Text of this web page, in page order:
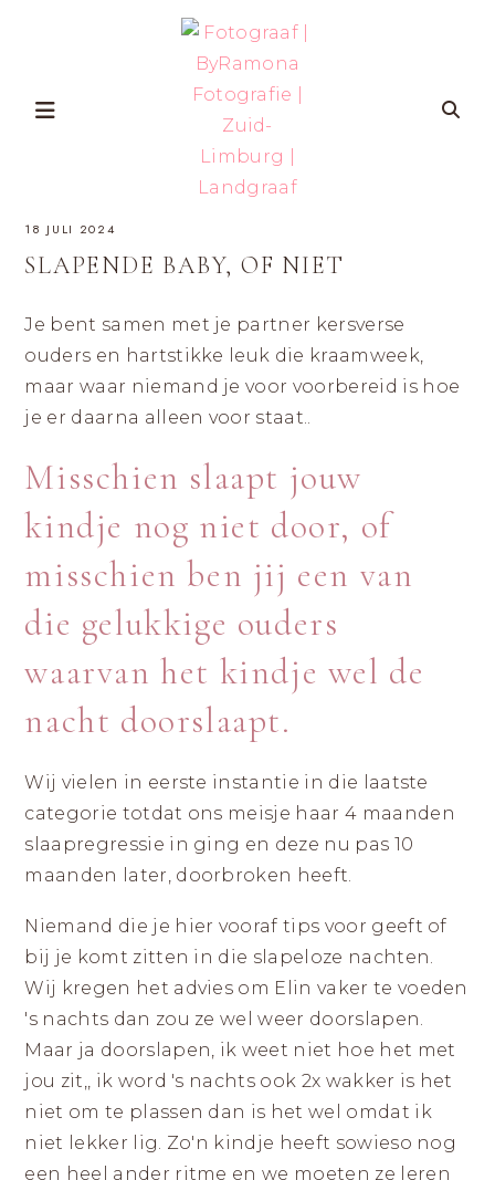
|
FOTOGRAFIE
|
ZUID-
LIMBURG
LANDGRAAF
IN
ZUID-
VROUWEN
DIE
ZICHZELF
ÉCHT
HERKENNEN
FOTO’S
VOOR
ZELFVERTROUWEN
EN
ZICHTBAAR
DURVEN
ZIJN
18 JULI 2024
SLAPENDE BABY, OF NIET
Je bent samen met je partner kersverse
ouders en hartstikke leuk die kraamweek,
maar waar niemand je voor voorbereid is hoe
je er daarna alleen voor staat..
Misschien slaapt jouw
kindje nog niet door, of
misschien ben jij een van
die gelukkige ouders
waarvan het kindje wel de
nacht doorslaapt.
Wij vielen in eerste instantie in die laatste
categorie totdat ons meisje haar 4 maanden
slaapregressie in ging en deze nu pas 10
maanden later, doorbroken heeft.
Niemand die je hier vooraf tips voor geeft of
bij je komt zitten in die slapeloze nachten.
Wij kregen het advies om Elin vaker te voeden
's nachts dan zou ze wel weer doorslapen.
Maar ja doorslapen, ik weet niet hoe het met
jou zit,, ik word 's nachts ook 2x wakker is het
niet om te plassen dan is het wel omdat ik
niet lekker lig. Zo'n kindje heeft sowieso nog
een heel ander ritme en we moeten ze leren